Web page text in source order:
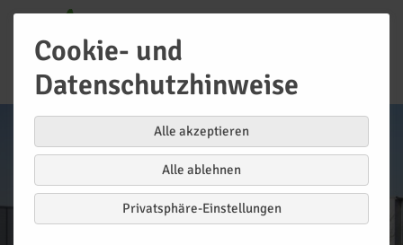
Cookie- und
Datenschutzhinweise
Alle akzeptieren
Alle ablehnen
Privatsphäre-Einstellungen